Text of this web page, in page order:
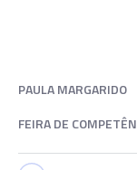
PAULA MARGARIDO
FEIRA DE